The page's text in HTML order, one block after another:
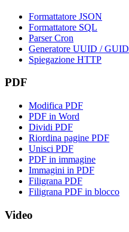
Formattatore JSON
Formattatore SQL
Parser Cron
Generatore UUID / GUID
Spiegazione HTTP
PDF
Modifica PDF
PDF in Word
Dividi PDF
Riordina pagine PDF
Unisci PDF
PDF in immagine
Immagini in PDF
Filigrana PDF
Filigrana PDF in blocco
Video